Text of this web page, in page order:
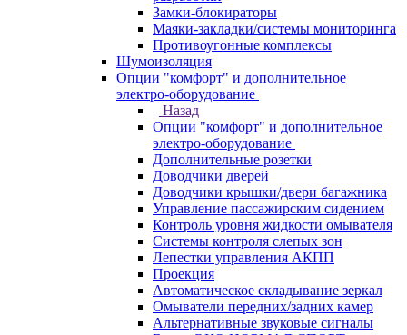
Замки-блокираторы
Маяки-закладки/системы мониторинга
Противоугонные комплексы
Шумоизоляция
Опции "комфорт" и дополнительное
электро-оборудование
Назад
Опции "комфорт" и дополнительное
электро-оборудование
Дополнительные розетки
Доводчики дверей
Доводчики крышки/двери багажника
Управление пассажирским сидением
Контроль уровня жидкости омывателя
Системы контроля слепых зон
Лепестки управления АКПП
Проекция
Автоматическое складывание зеркал
Омыватели передних/задних камер
Альтернативные звуковые сигналы